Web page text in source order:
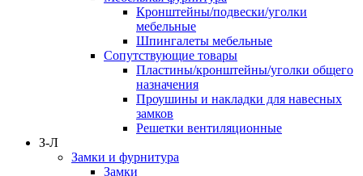
Кронштейны/подвески/уголки
мебельные
Шпингалеты мебельные
Сопутствующие товары
Пластины/кронштейны/уголки общего
назначения
Проушины и накладки для навесных
замков
Решетки вентиляционные
З-Л
Замки и фурнитура
Замки